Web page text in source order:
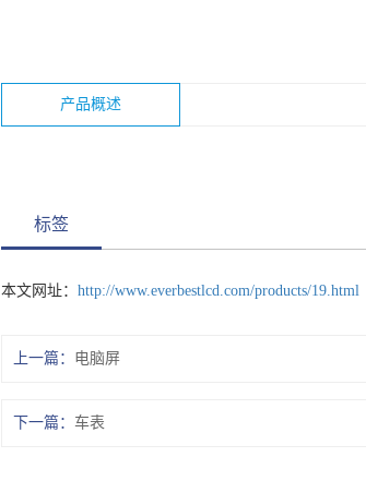
产品概述
标签
本文网址： http://www.everbestlcd.com/products/19.html
上一篇： 电脑屏
下一篇： 车表